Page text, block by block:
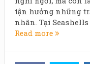
tận hưởng những
nhân. Tại Seashells
Read more